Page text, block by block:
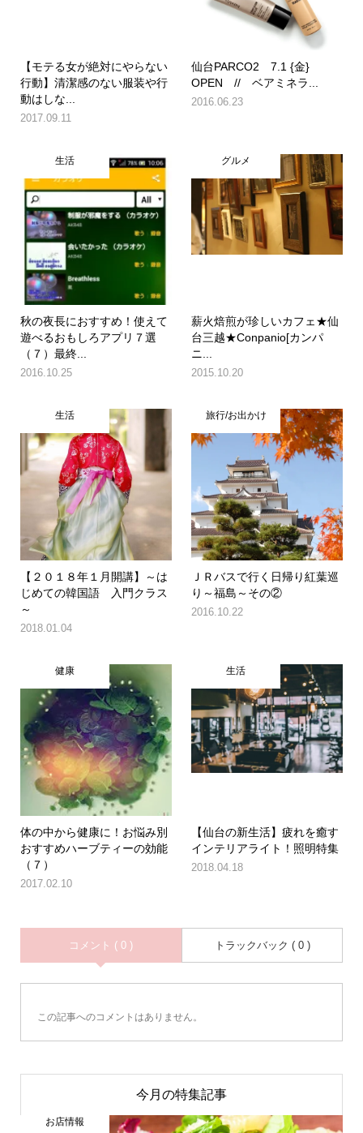
【モテる女が絶対にやらない
行動】清潔感のない服装や行
動はしな...
2017.09.11
仙台PARCO2 7.1 {金}
OPEN // ベアミネラ...
2016.06.23
生活
秋の夜長におすすめ！使えて
遊べるおもしろアプリ７選
（７）最終...
2016.10.25
グルメ
薪火焙煎が珍しいカフェ★仙
台三越★Conpanio[カンパ
ニ...
2015.10.20
生活
【２０１８年１月開講】～は
じめての韓国語 入門クラス
～
2018.01.04
旅行/お出かけ
ＪＲバスで行く日帰り紅葉巡
り～福島～その②
2016.10.22
健康
体の中から健康に！お悩み別
おすすめハーブティーの効能
（７）
2017.02.10
生活
【仙台の新生活】疲れを癒す
インテリアライト！照明特集
2018.04.18
コメント ( 0 ) トラックバック ( 0 )
この記事へのコメントはありません。
今月の特集記事
お店情報